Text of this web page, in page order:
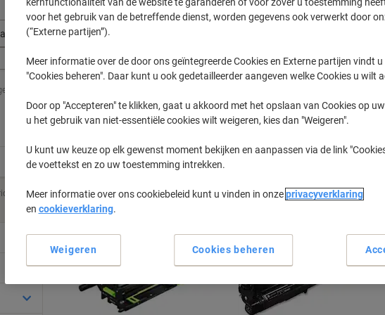
printers en/of eerder gekochte cartridges te tonen
Lexmark XC 6152 Printer Toner
Sorteer op:
kernfunctionaliteit van de website te garanderen of voor zover u toestemming
voor het gebruik van de betreffende dienst, worden gegevens ook verwerkt door
(“Externe partijen”).
Meer informatie over de door ons geïntegreerde Cookies en Externe partijen vindt u
"Cookies beheren". Daar kunt u ook gedetailleerder aangeven welke Cookies u wilt
Door op "Accepteren" te klikken, gaat u akkoord met het opslaan van Cookies op
u het gebruik van niet-essentiële cookies wilt weigeren, kies dan "Weigeren".
U kunt uw keuze op elk gewenst moment bekijken en aanpassen via de link
de voettekst en zo uw toestemming intrekken.
Meer informatie over ons cookiebeleid kunt u vinden in onzeprivacyverklaring
en cookieverklaring.
Cookies beheren
Weigeren